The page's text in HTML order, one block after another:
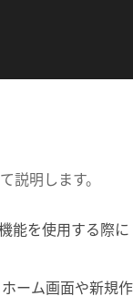
説明します。
能を使用する際に
ーム画面や新規作